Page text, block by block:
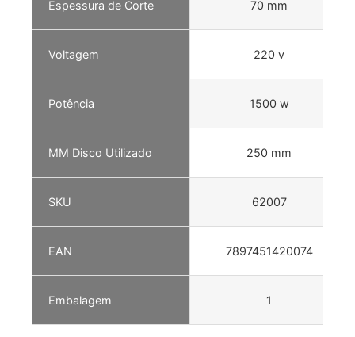
Espessura de Corte 70 mm
Voltagem 220 v
Potência 1500 w
MM Disco Utilizado 250 mm
SKU 62007
EAN 7897451420074
Embalagem 1